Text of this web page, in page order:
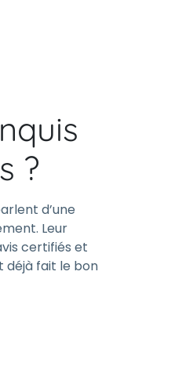
?
d’une
Leur
certifiés et
déjà fait le bon